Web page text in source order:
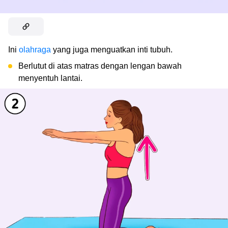
Ini olahraga yang juga menguatkan inti tubuh.
Berlutut di atas matras dengan lengan bawah
menyentuh lantai.